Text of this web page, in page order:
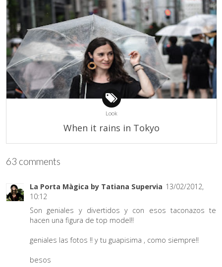
Look
When it rains in Tokyo
63 comments
La Porta Màgica by Tatiana Supervia 13/02/2012,
10:12
Son geniales y divertidos y con esos taconazos te
hacen una figura de top model!!
geniales las fotos !! y tu guapisima , como siempre!!
besos